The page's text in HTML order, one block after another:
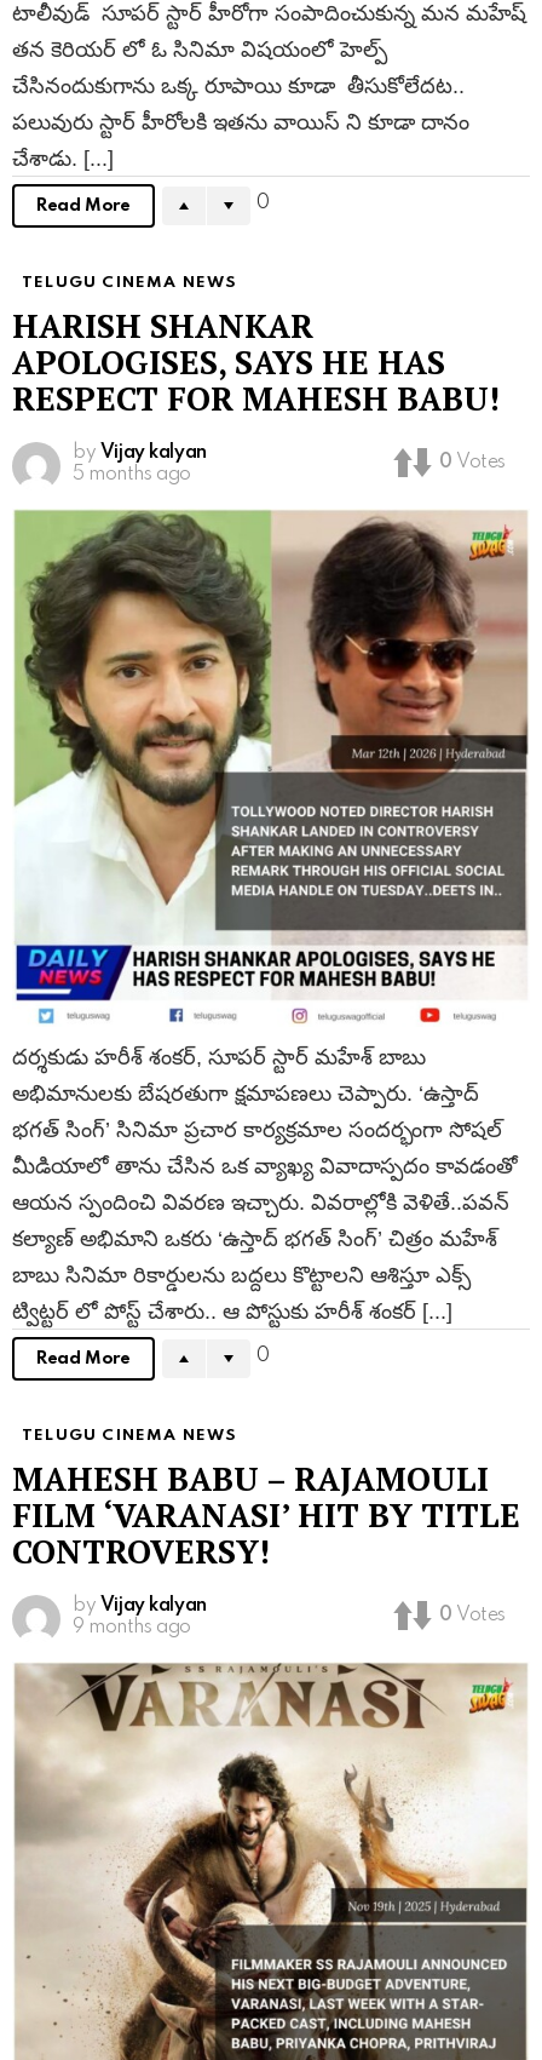
టాలీవుడ్ సూపర్ స్టార్ హీరోగా సంపాదించుకున్న మన మహేష్
తన కెరియర్ లో ఓ సినిమా విషయంలో హెల్ప్
చేసినందుకుగాను ఒక్క రూపాయి కూడా తీసుకోలేదట..
పలువురు స్టార్ హీరోలకి ఇతను వాయిస్ ని కూడా దానం
చేశాడు. [...]
Read More 0
TELUGU CINEMA NEWS
HARISH SHANKAR
APOLOGISES, SAYS HE HAS
RESPECT FOR MAHESH BABU!
by Vijay kalyan
5 months ago
0 Votes
దర్శకుడు హరీశ్‌ శంకర్, సూపర్ స్టార్ మహేశ్‌ బాబు
అభిమానులకు బేషరతుగా క్షమాపణలు చెప్పారు. ‘ఉస్తాద్
భగత్ సింగ్’ సినిమా ప్రచార కార్యక్రమాల సందర్భంగా సోషల్
మీడియాలో తాను చేసిన ఒక వ్యాఖ్య వివాదాస్పదం కావడంతో
ఆయన స్పందించి వివరణ ఇచ్చారు. వివరాల్లోకి వెళితే..పవన్
కల్యాణ్ అభిమాని ఒకరు ‘ఉస్తాద్ భగత్ సింగ్’ చిత్రం మహేశ్‌
బాబు సినిమా రికార్డులను బద్దలు కొట్టాలని ఆశిస్తూ ఎక్స్
ట్విట్టర్ లో పోస్ట్ చేశారు.. ఆ పోస్టుకు హరీశ్‌ శంకర్ [...]
Read More 0
TELUGU CINEMA NEWS
MAHESH BABU – RAJAMOULI
FILM ‘VARANASI’ HIT BY TITLE
CONTROVERSY!
by Vijay kalyan
9 months ago
0 Votes